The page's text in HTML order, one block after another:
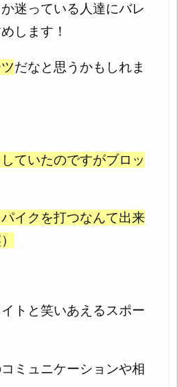
迷っている人達にバレ
します！
だなと思うかもしれま
ていたのですがブロッ
イクを打つなんて出来
トと笑いあえるスポー
ミュニケーションや相